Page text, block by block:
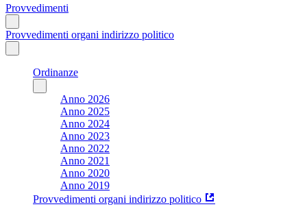
Provvedimenti
Provvedimenti organi indirizzo politico
Ordinanze
Anno 2026
Anno 2025
Anno 2024
Anno 2023
Anno 2022
Anno 2021
Anno 2020
Anno 2019
Provvedimenti organi indirizzo politico